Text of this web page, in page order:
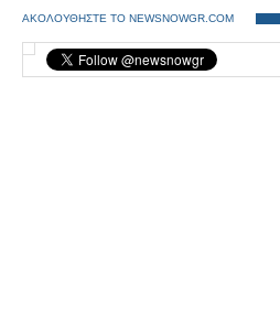
ΑΚΟΛΟΥΘΗΣΤΕ ΤΟ NEWSNOWGR.COM